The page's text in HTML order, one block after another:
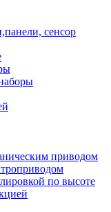
сенсор
приводом
по высоте